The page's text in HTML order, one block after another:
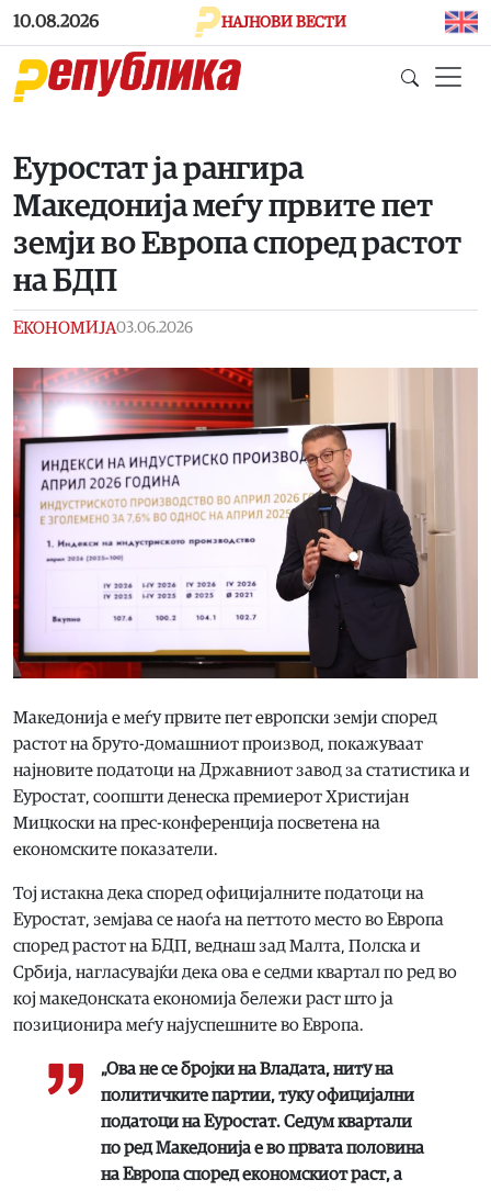
Skip to main content
10.08.2026 НАЈНОВИ ВЕСТИ
Еуростат ја рангира
Македонија меѓу првите пет
земји во Европа според растот
на БДП
ЕКОНОМИЈА03.06.2026
Македонија е меѓу првите пет европски земји според
растот на бруто-домашниот производ, покажуваат
најновите податоци на Државниот завод за статистика и
Еуростат, соопшти денеска премиерот Христијан
Мицкоски на прес-конференција посветена на
економските показатели.
Тој истакна дека според официјалните податоци на
Еуростат, земјава се наоѓа на петтото место во Европа
според растот на БДП, веднаш зад Малта, Полска и
Србија, нагласувајќи дека ова е седми квартал по ред во
кој македонската економија бележи раст што ја
позиционира меѓу најуспешните во Европа.
„Ова не се бројки на Владата, ниту на
политичките партии, туку официјални
податоци на Еуростат. Седум квартали
по ред Македонија е во првата половина
на Европа според економскиот раст, а